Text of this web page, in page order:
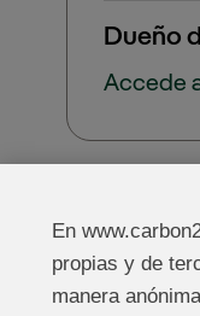
Dueño
Accede
En
propias y de
manera